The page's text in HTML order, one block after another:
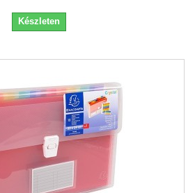
Készleten